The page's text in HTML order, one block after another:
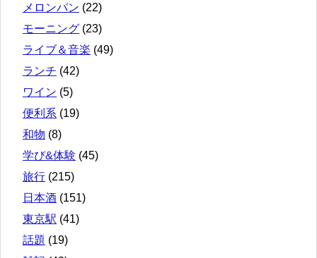
メロンパン (22)
モーニング (23)
ライブ＆音楽 (49)
ランチ (42)
ワイン (5)
便利系 (19)
和物 (8)
学び&体験 (45)
旅行 (215)
日本酒 (151)
東京駅 (41)
話題 (19)